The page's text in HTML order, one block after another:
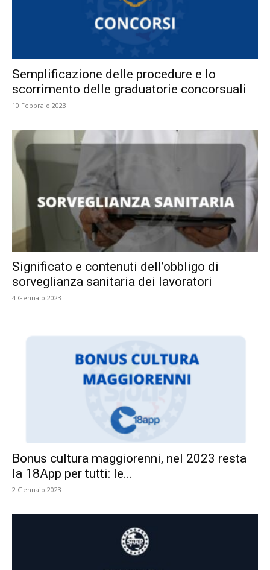
Semplificazione delle procedure e lo
scorrimento delle graduatorie concorsuali
10 Febbraio 2023
Significato e contenuti dell’obbligo di
sorveglianza sanitaria dei lavoratori
4 Gennaio 2023
Bonus cultura maggiorenni, nel 2023 resta
la 18App per tutti: le...
2 Gennaio 2023